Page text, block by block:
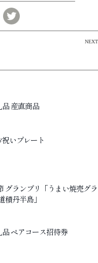
NEXT
産直商品
いプレート
グランプリ「うまい焼売グラ
積丹半島」
ペアコース招待券